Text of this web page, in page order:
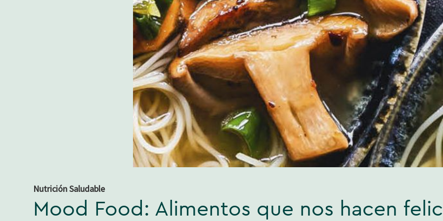
Nutrición Saludable
Mood Food: Alimentos que nos hacen